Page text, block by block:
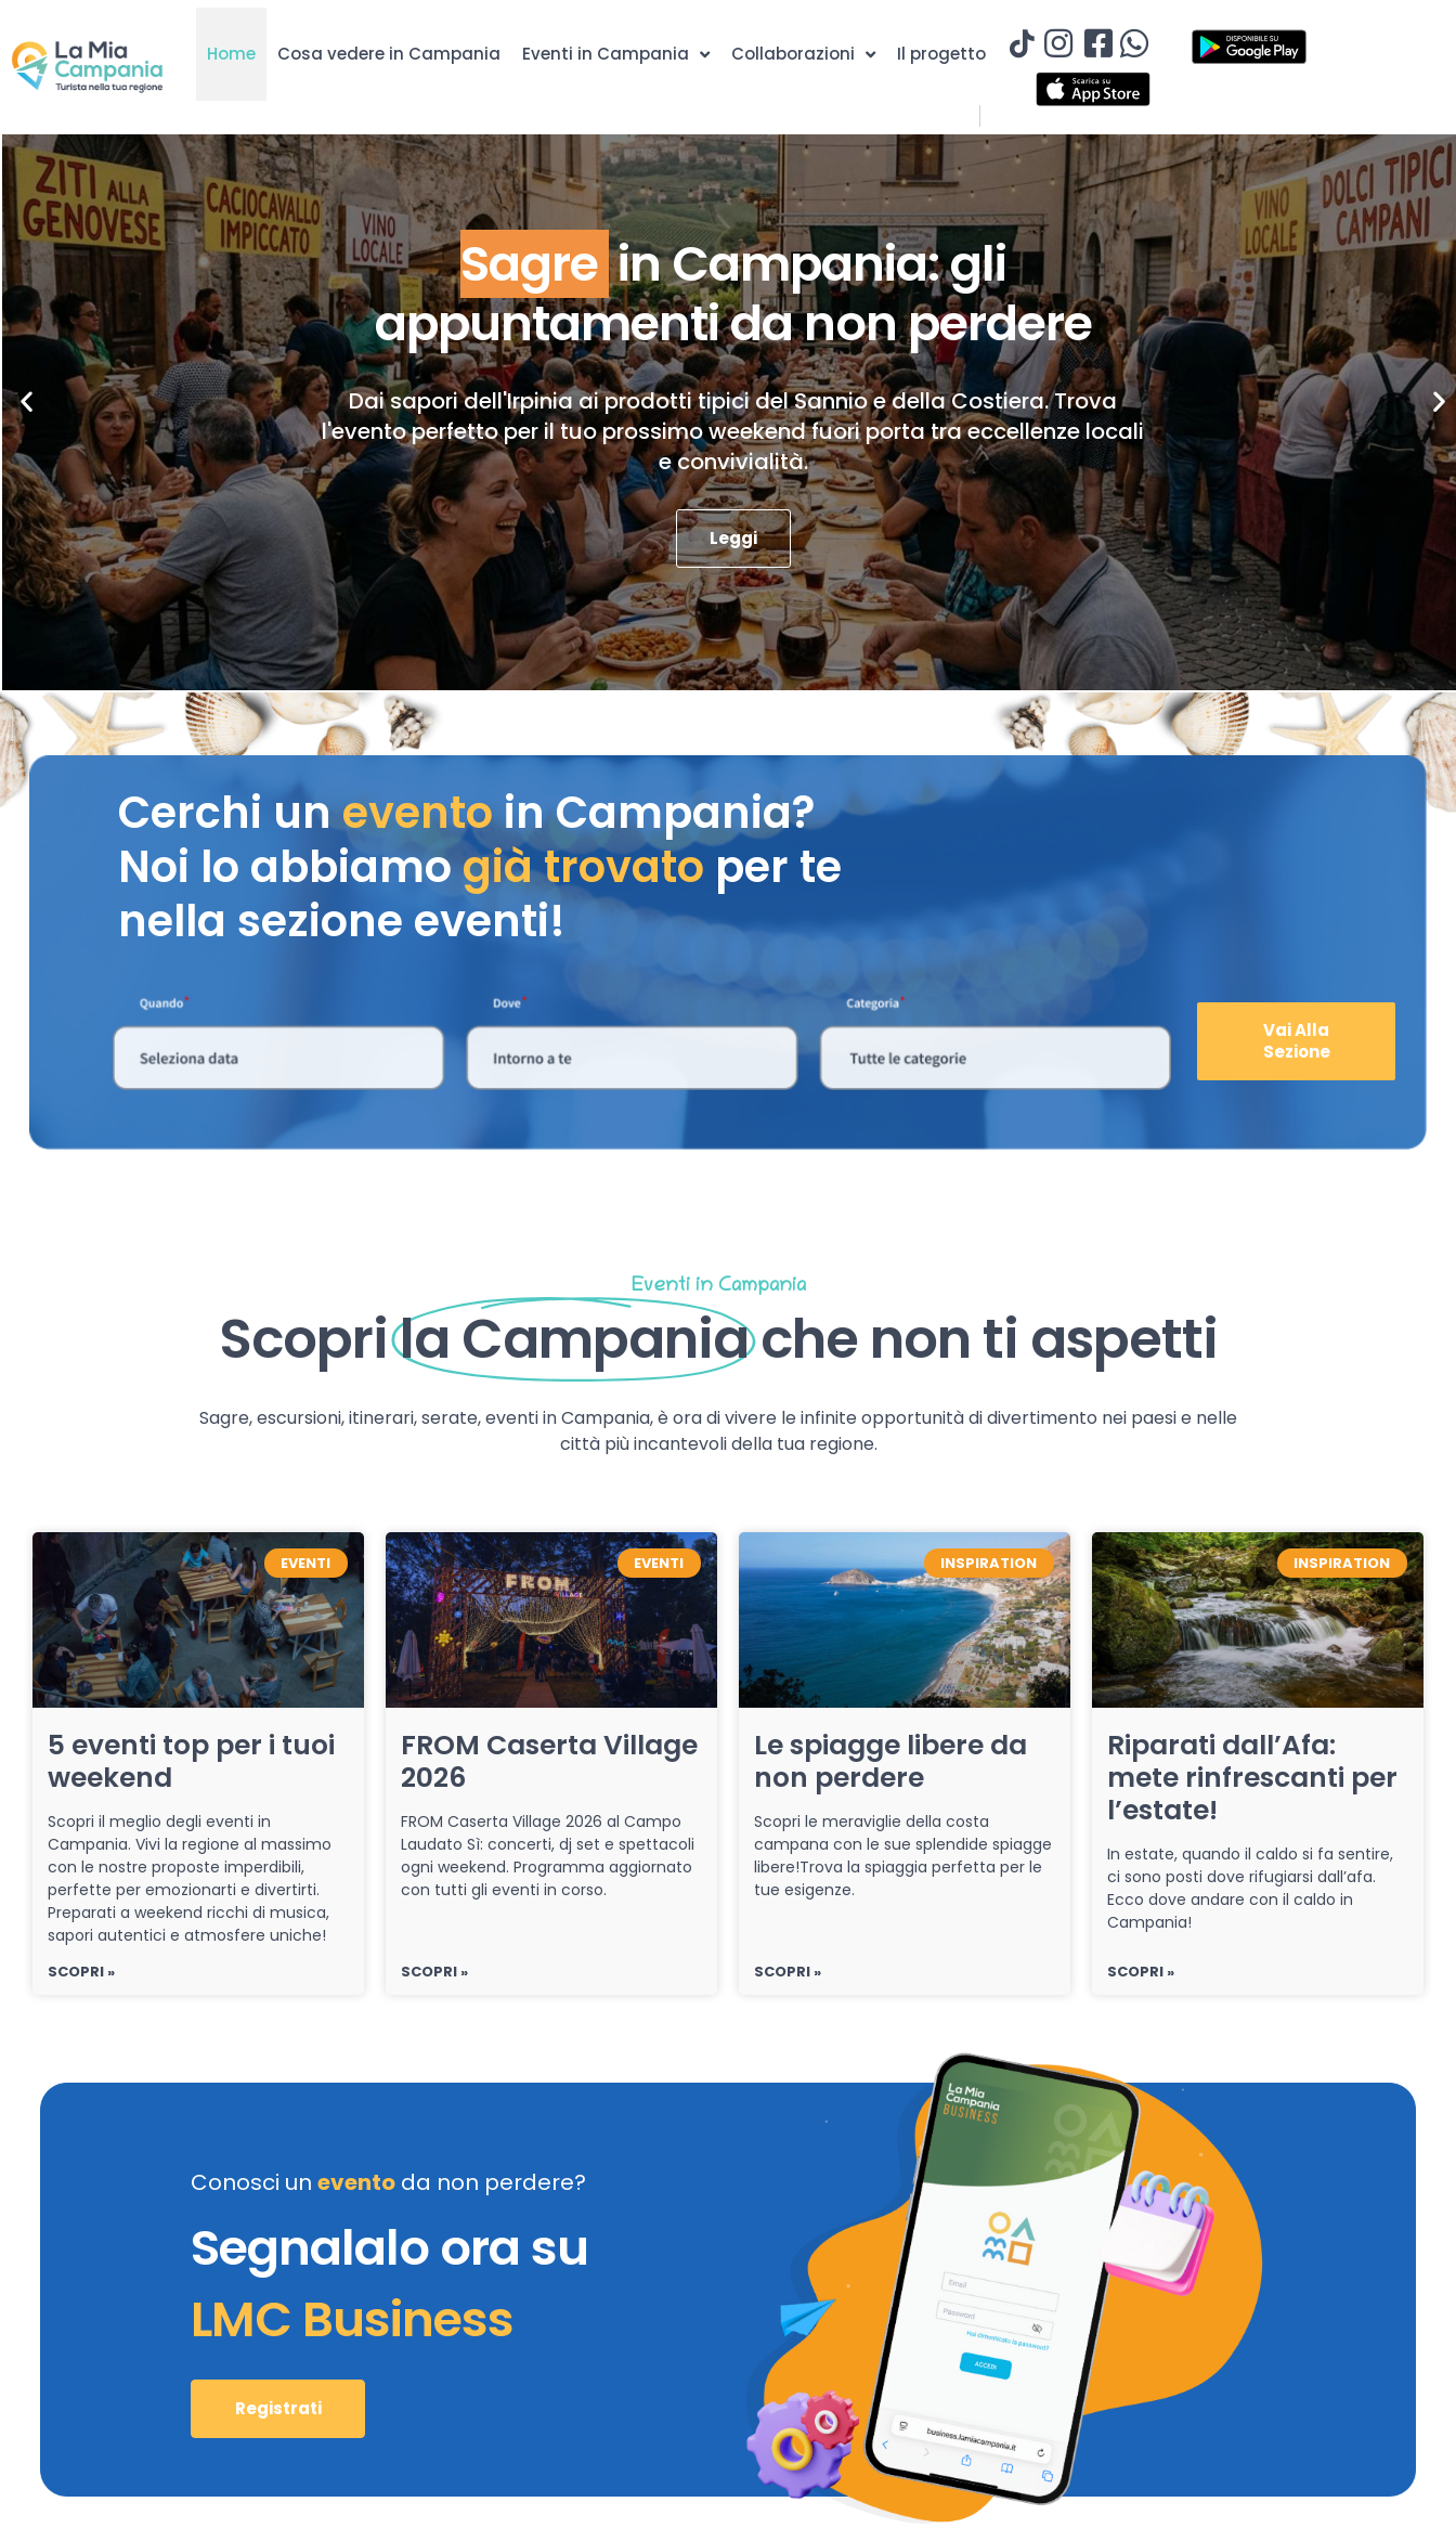
Home Cosa vedere in Campania Eventi in Campania Collaborazioni Il progetto
Sagre in Campania: gli
appuntamenti da non perdere
Dai sapori dell'Irpinia ai prodotti tipici del Sannio e della Costiera. Trova
l'evento perfetto per il tuo prossimo weekend fuori porta tra eccellenze locali
e convivialità.
Leggi
Cerchi uneventoin Campania?
Noi lo abbiamogià trovato per te
nella sezione eventi!
Vai Alla
Sezione
Eventi in Campania
Scoprila Campaniache non ti aspetti
Sagre, escursioni, itinerari, serate, eventi in Campania, è ora di vivere le infinite opportunità di divertimento nei paesi e nelle
città più incantevoli della tua regione.
EVENTI
5 eventi top per i tuoi
weekend
Scopri il meglio degli eventi in
Campania. Vivi la regione al massimo
con le nostre proposte imperdibili,
perfette per emozionarti e divertirti.
Preparati a weekend ricchi di musica,
sapori autentici e atmosfere uniche!
SCOPRI »
EVENTI
FROM Caserta Village
2026
FROM Caserta Village 2026 al Campo
Laudato Sì: concerti, dj set e spettacoli
ogni weekend. Programma aggiornato
con tutti gli eventi in corso.
SCOPRI »
INSPIRATION
Le spiagge libere da
non perdere
Scopri le meraviglie della costa
campana con le sue splendide spiagge
libere!Trova la spiaggia perfetta per le
tue esigenze.
SCOPRI »
INSPIRATION
Riparati dall’Afa:
mete rinfrescanti per
l’estate!
In estate, quando il caldo si fa sentire,
ci sono posti dove rifugiarsi dall’afa.
Ecco dove andare con il caldo in
Campania!
SCOPRI »
Conosci un evento da non perdere?
Segnalalo ora su
LMC Business
Registrati